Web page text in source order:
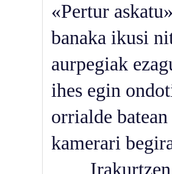
«Pertur
banaka ikusi
aurpegiak
ihes egin
orrialde
kamerari
Irakurtzen